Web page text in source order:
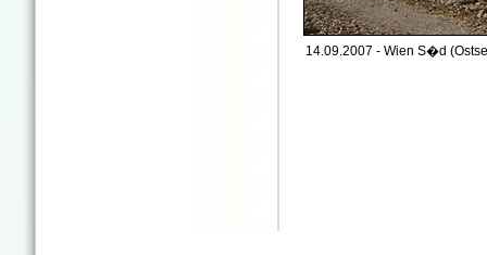
14.09.2007 - Wien S�d